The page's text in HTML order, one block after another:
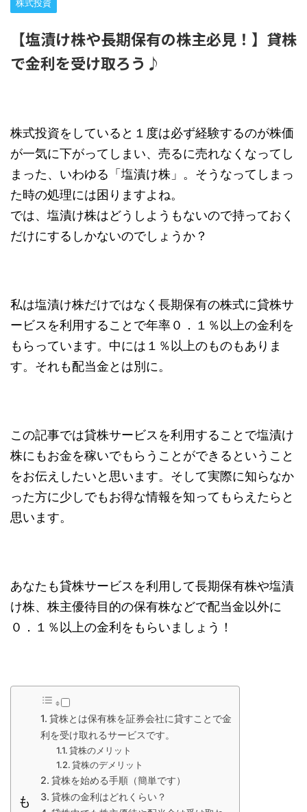
株式投資
【塩漬け株や長期保有の株主必見！】貸株
で金利を受け取ろう♪
株式投資をしていると１度は必ず経験するのが株価
が一気に下がってしまい、売るに売れなくなってし
まった、いわゆる「塩漬け株」。そうなってしまっ
た時の処理には困りますよね。
では、塩漬け株はどうしようもないので持っておく
だけにするしかないのでしょうか？
私は塩漬け株だけではなく長期保有の株式に貸株サ
ービスを利用することで年率０．１％以上の金利を
もらっています。中には１％以上のものもありま
す。それも配当金とは別に。
この記事では貸株サービスを利用することで塩漬け
株にもお金を稼いでもらうことができるということ
をお伝えしたいと思います。そして実際に知らなか
った方に少しでもお得な情報を知ってもらえたらと
思います。
あなたも貸株サービスを利用して長期保有株や塩漬
け株、株主優待目的の保有株などで配当金以外に
０．１％以上の金利をもらいましょう！
も
貸株とは保有株を証券会社に貸すことで金
利を受け取れるサービスです。
貸株のメリット
貸株のデメリット
貸株を始める手順（簡単です）
貸株の金利はどれくらい？